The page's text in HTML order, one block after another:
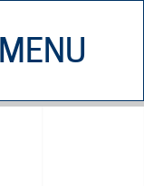
MENU
CHI SIAMO